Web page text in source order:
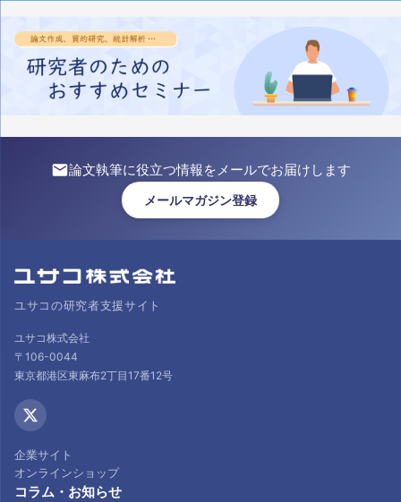
論文執筆に役立つ情報をメールでお届けします
メールマガジン登録
ユサコの研究者支援サイト
ユサコ株式会社
〒106-0044
東京都港区東麻布2丁目17番12号
企業サイト
オンラインショップ
コラム・お知らせ